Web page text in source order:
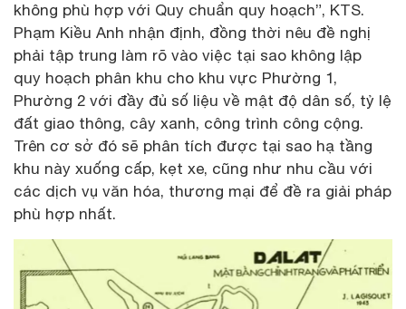
không phù hợp với Quy chuẩn quy hoạch”, KTS.
Phạm Kiều Anh nhận định, đồng thời nêu đề nghị
phải tập trung làm rõ vào việc tại sao không lập
quy hoạch phân khu cho khu vực Phường 1,
Phường 2 với đầy đủ số liệu về mật độ dân số, tỷ lệ
đất giao thông, cây xanh, công trình công cộng.
Trên cơ sở đó sẽ phân tích được tại sao hạ tầng
khu này xuống cấp, kẹt xe, cũng như nhu cầu với
các dịch vụ văn hóa, thương mại để đề ra giải pháp
phù hợp nhất.